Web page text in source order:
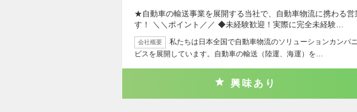
★自動車の輸送事業を展開する当社で、自動車物流に携わる営
す！ ＼＼ポイント／／ ◆未経験歓迎！実際に完全未経験…
会社概要
私たちは日本全国で自動車物流のソリューションカンパ
ビスを展開しています。自動車の輸送（陸運、海運）を…
興味あり